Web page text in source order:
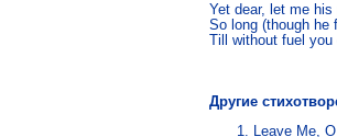
Yet dear, let me
So long (though he
Till without fuel
Другие
Leave Me,